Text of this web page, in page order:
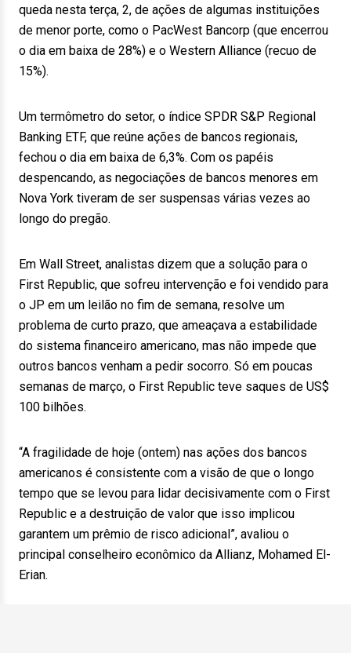
queda nesta terça, 2, de ações de algumas instituições
de menor porte, como o PacWest Bancorp (que encerrou
o dia em baixa de 28%) e o Western Alliance (recuo de
15%).
Um termômetro do setor, o índice SPDR S&P Regional
Banking ETF, que reúne ações de bancos regionais,
fechou o dia em baixa de 6,3%. Com os papéis
despencando, as negociações de bancos menores em
Nova York tiveram de ser suspensas várias vezes ao
longo do pregão.
Em Wall Street, analistas dizem que a solução para o
First Republic, que sofreu intervenção e foi vendido para
o JP em um leilão no fim de semana, resolve um
problema de curto prazo, que ameaçava a estabilidade
do sistema financeiro americano, mas não impede que
outros bancos venham a pedir socorro. Só em poucas
semanas de março, o First Republic teve saques de US$
100 bilhões.
“A fragilidade de hoje (ontem) nas ações dos bancos
americanos é consistente com a visão de que o longo
tempo que se levou para lidar decisivamente com o First
Republic e a destruição de valor que isso implicou
garantem um prêmio de risco adicional”, avaliou o
principal conselheiro econômico da Allianz, Mohamed El-
Erian.